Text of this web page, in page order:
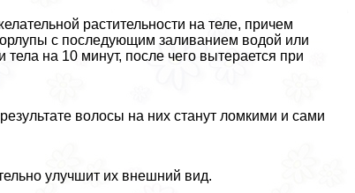
растительности на теле, причем
с последующим заливанием водой или
на 10 минут, после чего вытерается при
волосы на них станут ломкими и сами
улучшит их внешний вид.